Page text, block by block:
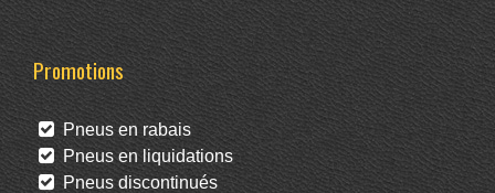
Promotions
Pneus en rabais
Pneus en liquidations
Pneus discontinués